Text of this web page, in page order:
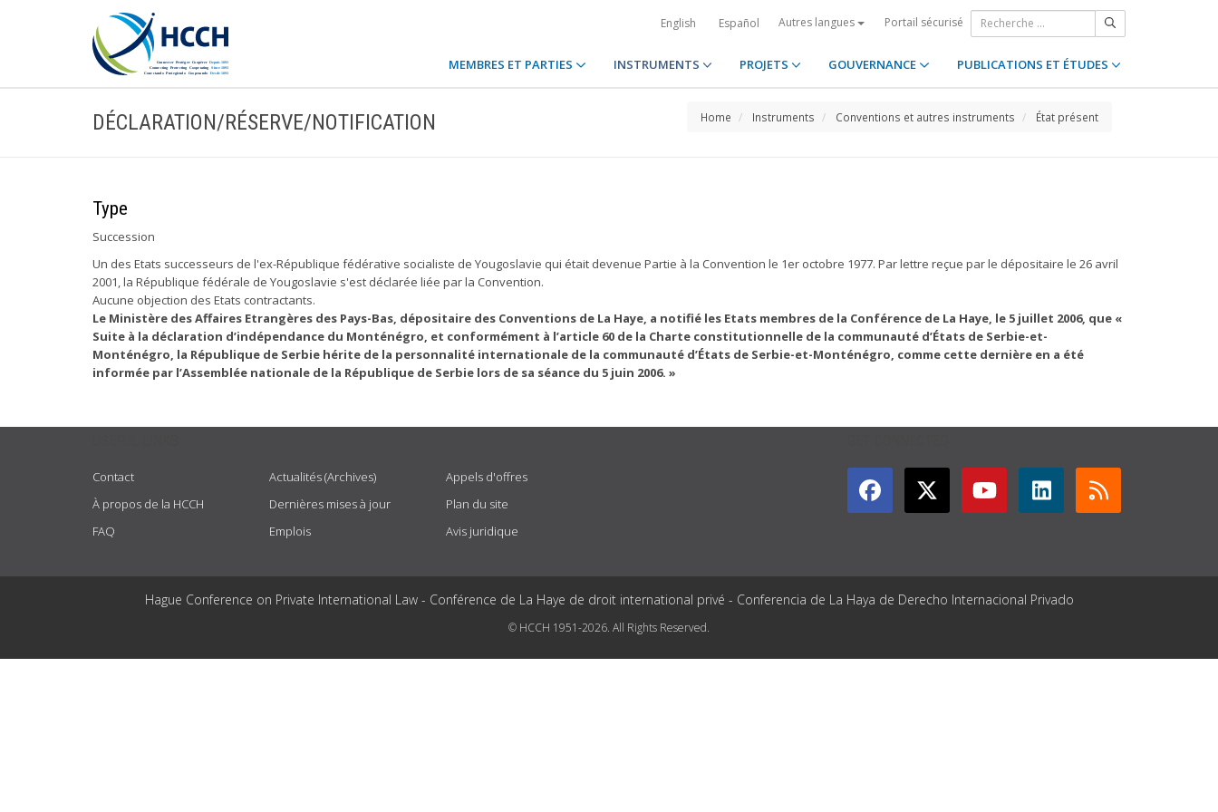
English Español Autres langues Portail sécurisé
MEMBRES ET PARTIES INSTRUMENTS PROJETS GOUVERNANCE PUBLICATIONS ET ÉTUDES
DÉCLARATION/RÉSERVE/NOTIFICATION Home Instruments Conventions et autres instruments État présent
Type
Succession
Un des Etats successeurs de l'ex-République fédérative socialiste de Yougoslavie qui était devenue Partie à la Convention le 1er octobre 1977. Par lettre reçue par le dépositaire le 26 avril
2001, la République fédérale de Yougoslavie s'est déclarée liée par la Convention.
Aucune objection des Etats contractants.
Le Ministère des Affaires Etrangères des Pays-Bas, dépositaire des Conventions de La Haye, a notifié les Etats membres de la Conférence de La Haye, le 5 juillet 2006, que «
Suite à la déclaration d’indépendance du Monténégro, et conformément à l’article 60 de la Charte constitutionnelle de la communauté d’États de Serbie-et-
Monténégro, la République de Serbie hérite de la personnalité internationale de la communauté d’États de Serbie-et-Monténégro, comme cette dernière en a été
informée par l’Assemblée nationale de la République de Serbie lors de sa séance du 5 juin 2006. »
Contact
À propos de la HCCH
FAQ
Actualités (Archives)
Dernières mises à jour
Emplois
Appels d'offres
Plan du site
Avis juridique
Hague Conference on Private International Law - Conférence de La Haye de droit international privé - Conferencia de La Haya de Derecho Internacional Privado
© HCCH 1951-2026. All Rights Reserved.